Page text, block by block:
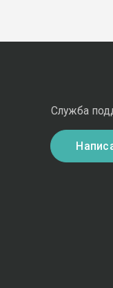
Служба